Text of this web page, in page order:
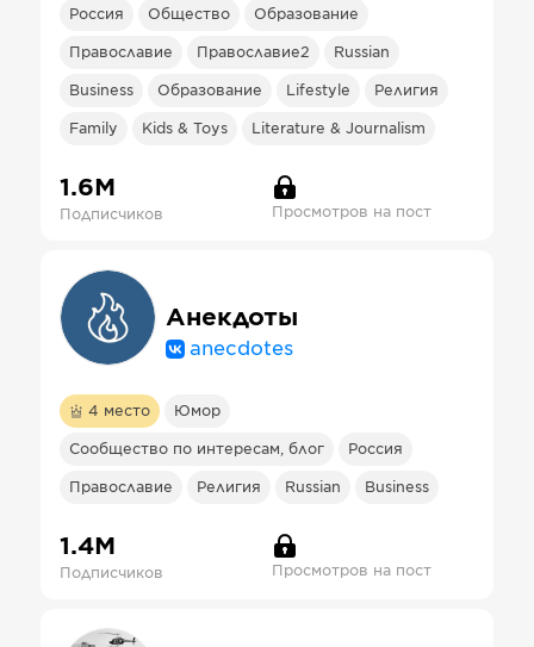
Россия Общество Образование
Православие Православие2 Russian
Business Образование Lifestyle Религия
Family Kids & Toys Literature & Journalism
1.6М
Подписчиков Просмотров на пост
Анекдоты
anecdotes
4 место Юмор
Сообщество по интересам, блог Россия
Православие Религия Russian Business
1.4М
Подписчиков Просмотров на пост